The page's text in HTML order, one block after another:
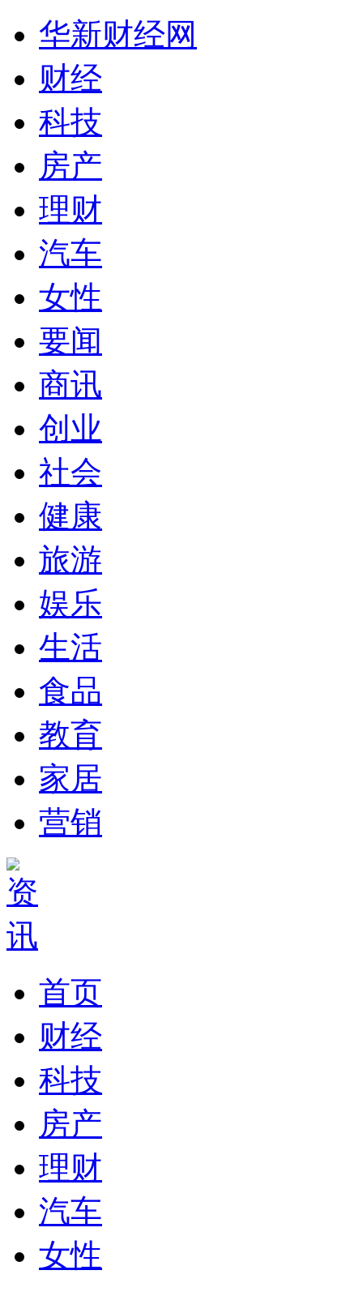
华新财经网
财经
科技
房产
理财
汽车
女性
要闻
商讯
创业
社会
健康
旅游
娱乐
生活
食品
教育
家居
营销
首页
财经
科技
房产
理财
汽车
女性